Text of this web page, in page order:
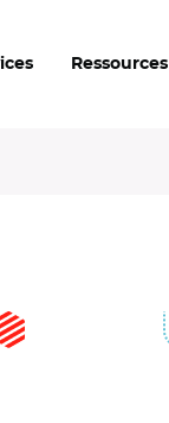
Ressources